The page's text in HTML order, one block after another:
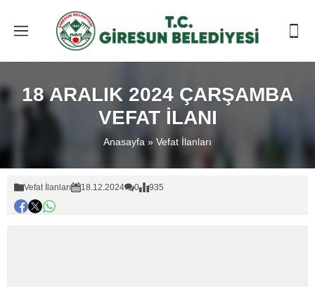
18 ARALIK 2024 ÇARŞAMBA
VEFAT İLANI
Anasayfa » Vefat İlanları
Vefat İlanları 18.12.2024 0 935